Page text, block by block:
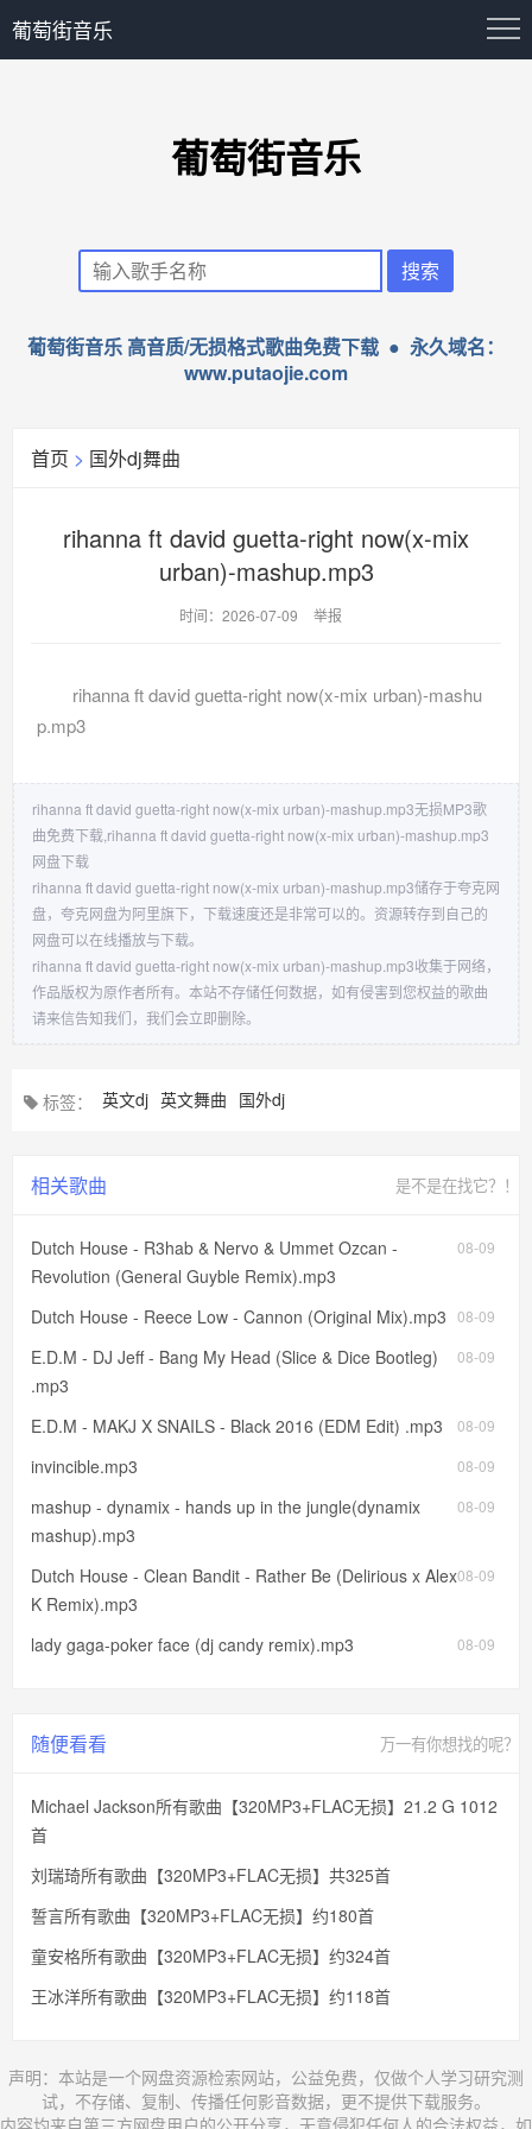
葡萄街音乐
葡萄街音乐
葡萄街音乐 高音质/无损格式歌曲免费下载 ● 永久域名：
www.putaojie.com
首页 > 国外dj舞曲
rihanna ft david guetta-right now(x-mix
urban)-mashup.mp3
时间：2026-07-09 举报
rihanna ft david guetta-right now(x-mix urban)-mashu
p.mp3
rihanna ft david guetta-right now(x-mix urban)-mashup.mp3无损MP3歌
曲免费下载,rihanna ft david guetta-right now(x-mix urban)-mashup.mp3
网盘下载
rihanna ft david guetta-right now(x-mix urban)-mashup.mp3储存于夸克网
盘，夸克网盘为阿里旗下，下载速度还是非常可以的。资源转存到自己的
网盘可以在线播放与下载。
rihanna ft david guetta-right now(x-mix urban)-mashup.mp3收集于网络，
作品版权为原作者所有。本站不存储任何数据，如有侵害到您权益的歌曲
请来信告知我们，我们会立即删除。
标签： 英文dj 英文舞曲 国外dj
相关歌曲 是不是在找它？！
08-09
Dutch House - R3hab & Nervo & Ummet Ozcan -
Revolution (General Guyble Remix).mp3
08-09
Dutch House - Reece Low - Cannon (Original Mix).mp3
08-09
E.D.M - DJ Jeff - Bang My Head (Slice & Dice Bootleg)
.mp3
08-09
E.D.M - MAKJ X SNAILS - Black 2016 (EDM Edit) .mp3
08-09
invincible.mp3
08-09
mashup - dynamix - hands up in the jungle(dynamix
mashup).mp3
08-09
Dutch House - Clean Bandit - Rather Be (Delirious x Alex
K Remix).mp3
08-09
lady gaga-poker face (dj candy remix).mp3
随便看看 万一有你想找的呢？
Michael Jackson所有歌曲【320MP3+FLAC无损】21.2 G 1012
首
刘瑞琦所有歌曲【320MP3+FLAC无损】共325首
誓言所有歌曲【320MP3+FLAC无损】约180首
童安格所有歌曲【320MP3+FLAC无损】约324首
王冰洋所有歌曲【320MP3+FLAC无损】约118首
声明：本站是一个网盘资源检索网站，公益免费，仅做个人学习研究测
试，不存储、复制、传播任何影音数据，更不提供下载服务。
内容均来自第三方网盘用户的公开分享，无意侵犯任何人的合法权益，如